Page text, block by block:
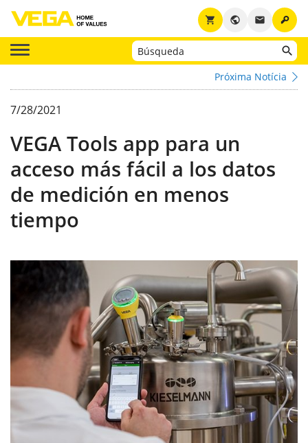
key
email
public
shopping_cart
Próxima Notícia
7/28/2021
VEGA Tools app para un
acceso más fácil a los datos
de medición en menos
tiempo